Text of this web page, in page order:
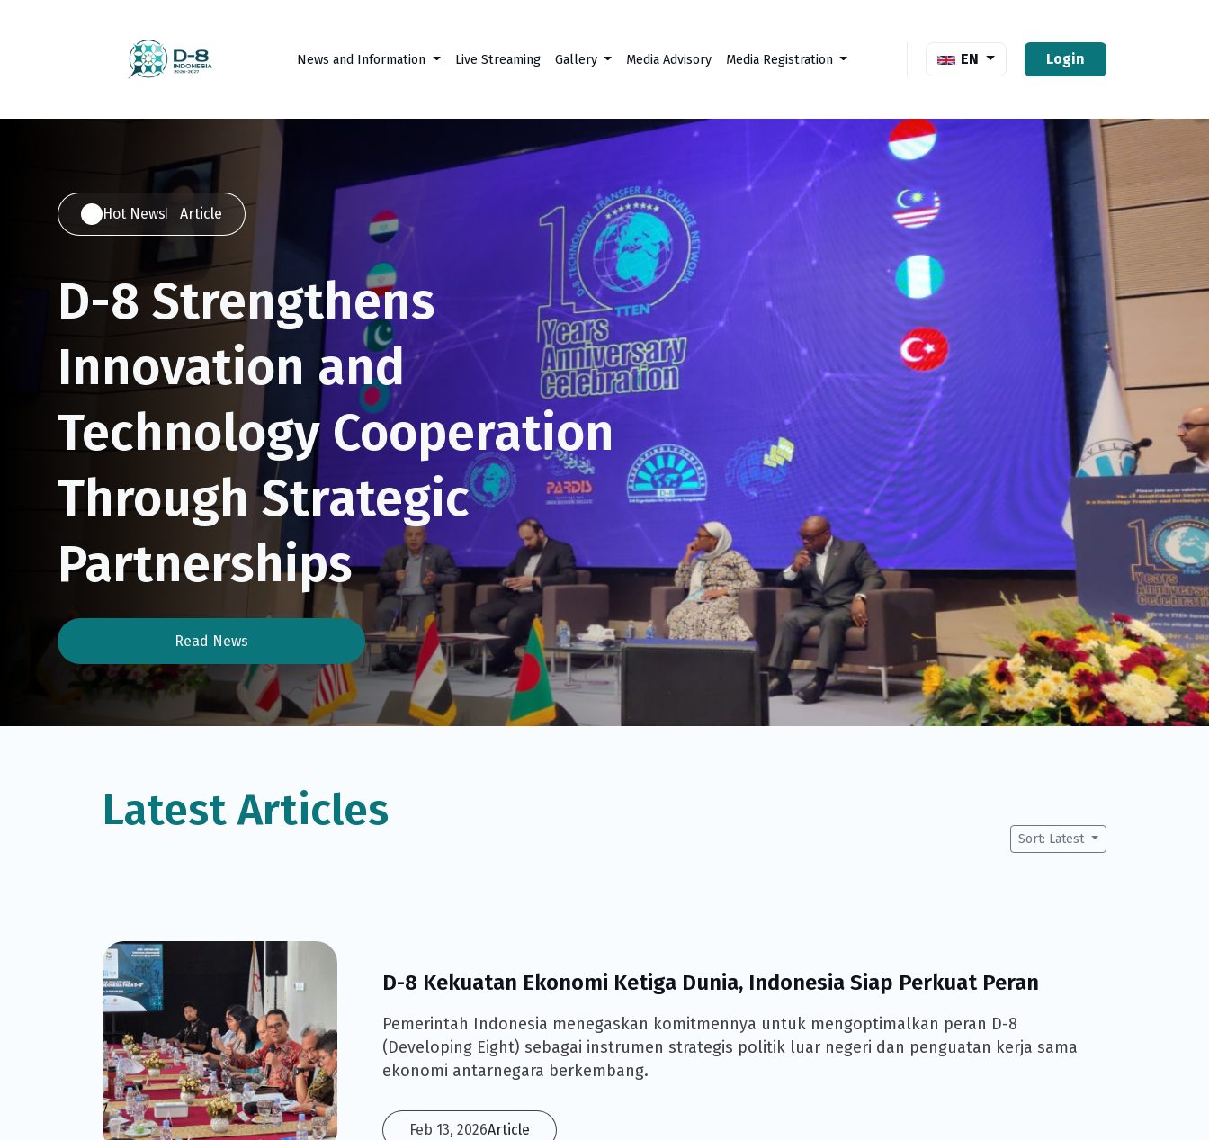
News and Information Live Streaming Gallery Media Advisory Media Registration EN Login
Hot News Article
D-8 Strengthens
Innovation and
Technology Cooperation
Through Strategic
Partnerships
Read News
Latest Articles
Sort: Latest
D-8 Kekuatan Ekonomi Ketiga Dunia, Indonesia Siap Perkuat Peran
Pemerintah Indonesia menegaskan komitmennya untuk mengoptimalkan peran D-8
(Developing Eight) sebagai instrumen strategis politik luar negeri dan penguatan kerja sama
ekonomi antarnegara berkembang.
Feb 13, 2026Article